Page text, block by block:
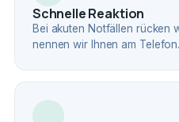
Schnelle Reaktion
Bei akuten Notfällen
nennen wir Ihnen am Telefon.